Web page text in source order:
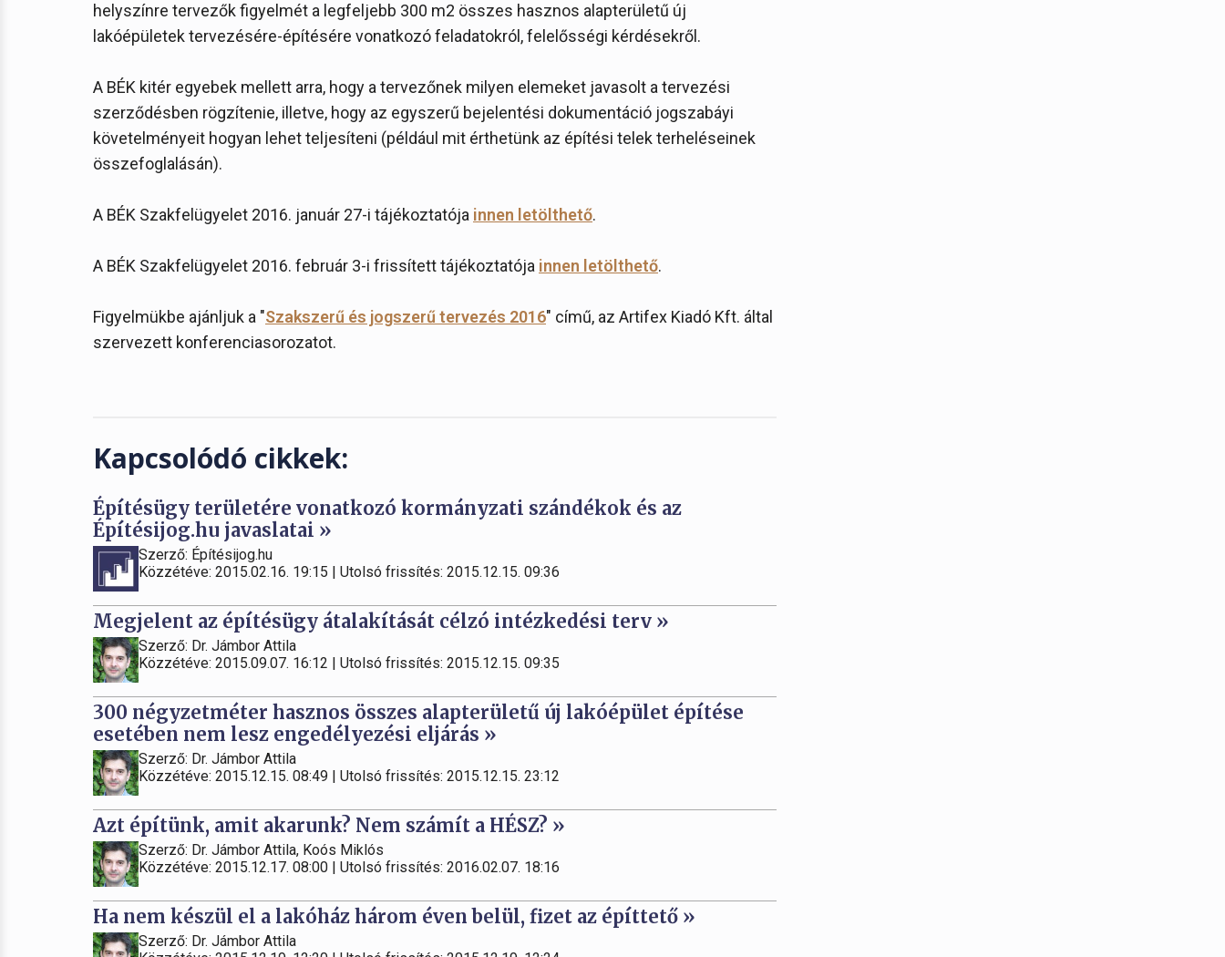
helyszínre tervezők figyelmét a legfeljebb 300 m2 összes hasznos alapterületű új
lakóépületek tervezésére-építésére vonatkozó feladatokról, felelősségi kérdésekről.
A BÉK kitér egyebek mellett arra, hogy a tervezőnek milyen elemeket javasolt a tervezési
szerződésben rögzítenie, illetve, hogy az egyszerű bejelentési dokumentáció jogszabáyi
követelményeit hogyan lehet teljesíteni (például mit érthetünk az építési telek terheléseinek
összefoglalásán).
A BÉK Szakfelügyelet 2016. január 27-i tájékoztatója innen letölthető.
A BÉK Szakfelügyelet 2016. február 3-i frissített tájékoztatója innen letölthető.
Figyelmükbe ajánljuk a "Szakszerű és jogszerű tervezés 2016" című, az Artifex Kiadó Kft. által
szervezett konferenciasorozatot.
Kapcsolódó cikkek:
Építésügy területére vonatkozó kormányzati szándékok és az
Építésijog.hu javaslatai »
Szerző: Építésijog.hu
Közzétéve: 2015.02.16. 19:15 | Utolsó frissítés: 2015.12.15. 09:36
Megjelent az építésügy átalakítását célzó intézkedési terv »
Szerző: Dr. Jámbor Attila
Közzétéve: 2015.09.07. 16:12 | Utolsó frissítés: 2015.12.15. 09:35
300 négyzetméter hasznos összes alapterületű új lakóépület építése
esetében nem lesz engedélyezési eljárás »
Szerző: Dr. Jámbor Attila
Közzétéve: 2015.12.15. 08:49 | Utolsó frissítés: 2015.12.15. 23:12
Azt építünk, amit akarunk? Nem számít a HÉSZ? »
Szerző: Dr. Jámbor Attila, Koós Miklós
Közzétéve: 2015.12.17. 08:00 | Utolsó frissítés: 2016.02.07. 18:16
Ha nem készül el a lakóház három éven belül, fizet az építtető »
Szerző: Dr. Jámbor Attila